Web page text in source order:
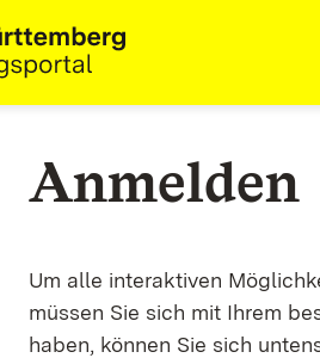
Anmelden
Um alle interaktiven
müssen Sie sich mit Ihrem
haben, können Sie sich